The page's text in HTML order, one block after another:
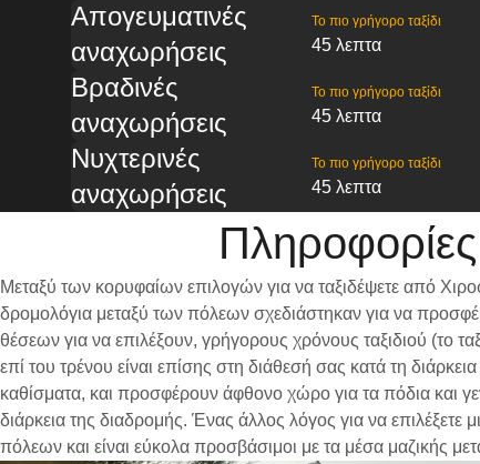
Απογευματινές
αναχωρήσεις
Το πιο γρήγορο ταξίδι
45 λεπτα
Βραδινές
αναχωρήσεις
Το πιο γρήγορο ταξίδι
45 λεπτα
Νυχτερινές
αναχωρήσεις
Το πιο γρήγορο ταξίδι
45 λεπτα
Μεταξύ των κορυφαίων επιλογών για να ταξιδέψετε από
δρομολόγια μεταξύ των πόλεων σχεδιάστηκαν για να
θέσεων για να επιλέξουν, γρήγορους χρόνους ταξιδιού (το
επί του τρένου είναι επίσης στη διάθεσή σας κατά τη
καθίσματα, και προσφέρουν άφθονο χώρο για τα πόδια και
διάρκεια της διαδρομής. Ένας άλλος λόγος για να επιλέξετε
πόλεων και είναι εύκολα προσβάσιμοι με τα μέσα μαζικής